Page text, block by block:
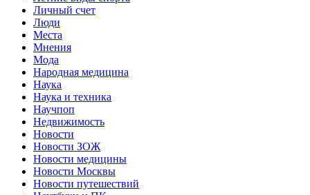
Личный счет
Люди
Места
Мнения
Мода
Народная медицина
Наука
Наука и техника
Научпоп
Недвижимость
Новости
Новости ЗОЖ
Новости медицины
Новости Москвы
Новости путешествий